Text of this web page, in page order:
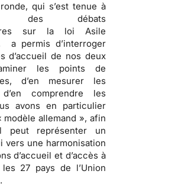
qui s’est tenue à
des débats
sur la loi Asile
a permis d’interroger
d’accueil de nos deux
les points de
d’en mesurer les
comprendre les
avons en particulier
modèle allemand », afin
peut représenter un
vers une harmonisation
d’accueil et d’accès à
les 27 pays de l’Union